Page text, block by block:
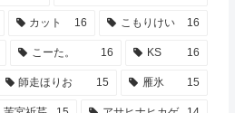
カット 16 こもりけい 16
こーた。 16 KS 16
師走ほりお 15 雁氷 15